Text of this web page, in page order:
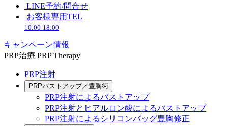
LINE予約/問合せ
お客様専用TEL
10:00-18:00
キャンペーン情報
PRP治療 PRP Therapy
PRP注射
PRPバストアップ／豊胸術
PRP注射によるバストアップ
PRP注射とヒアルロン酸によるバストアップ
PRP注射によるシリコンバッグ豊胸修正